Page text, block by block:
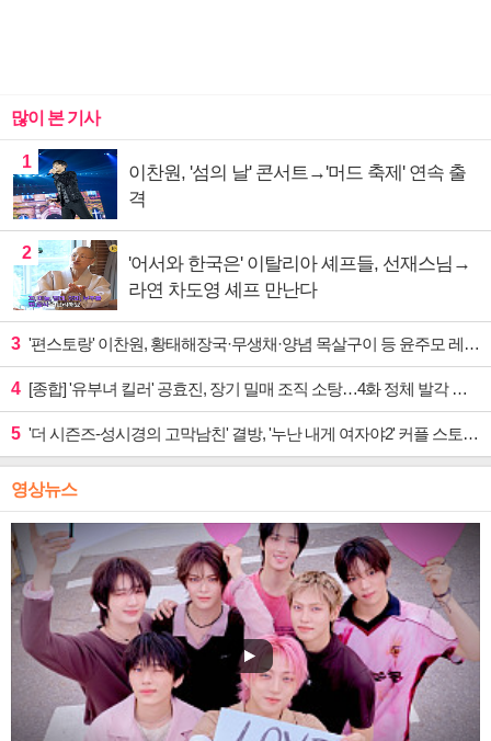
많이 본 기사
1
이찬원, '섬의 날' 콘서트→'머드 축제' 연속 출
격
2
'어서와 한국은' 이탈리아 셰프들, 선재스님→
라연 차도영 셰프 만난다
3 '편스토랑' 이찬원, 황태해장국·무생채·양념 목살구이 등 윤주모 레시피 섭렵
4 [종합] '유부녀 킬러' 공효진, 장기 밀매 조직 소탕…4화 정체 발각 위기 예고
5 '더 시즌즈-성시경의 고막남친' 결방, '누난 내게 여자야2' 커플 스토리 편성
영상뉴스